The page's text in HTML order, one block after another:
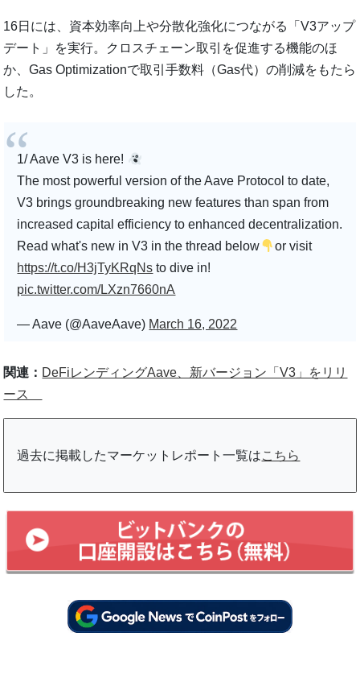
16日には、資本効率向上や分散化強化につながる「V3アップ
デート」を実行。クロスチェーン取引を促進する機能のほ
か、Gas Optimizationで取引手数料（Gas代）の削減をもたら
した。
1/ Aave V3 is here!
The most powerful version of the Aave Protocol to date,
V3 brings groundbreaking new features than span from
increased capital efficiency to enhanced decentralization.
Read what's new in V3 in the thread below
or visit
https://t.co/H3jTyKRqNs to dive in!
pic.twitter.com/LXzn7660nA
— Aave (@AaveAave) March 16, 2022
関連： DeFiレンディングAave、新バージョン「V3」をリリ
ース
過去に掲載したマーケットレポート一覧はこちら